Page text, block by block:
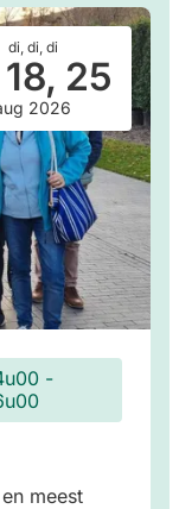
di, di, di
18, 25
2026
-
meest